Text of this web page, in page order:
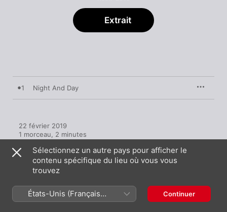
Extrait
1 Night And Day
22 février 2019
1 morceau, 2 minutes
GroupeSélectionnez un autre pays pour afficher le
contenu spécifique du lieu où vous vous
trouvez
États-Unis (Français
France)
Continuer